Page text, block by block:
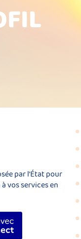
par l’État pour
vos services en
avec FranceConnect